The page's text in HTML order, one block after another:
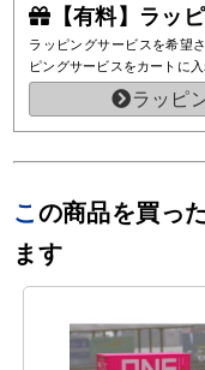
【有料】ラッ
ラッピングサービスを希望
ピングサービスをカートに
ラッピ
この商品を買った人はこんな商品も買ってい
ます